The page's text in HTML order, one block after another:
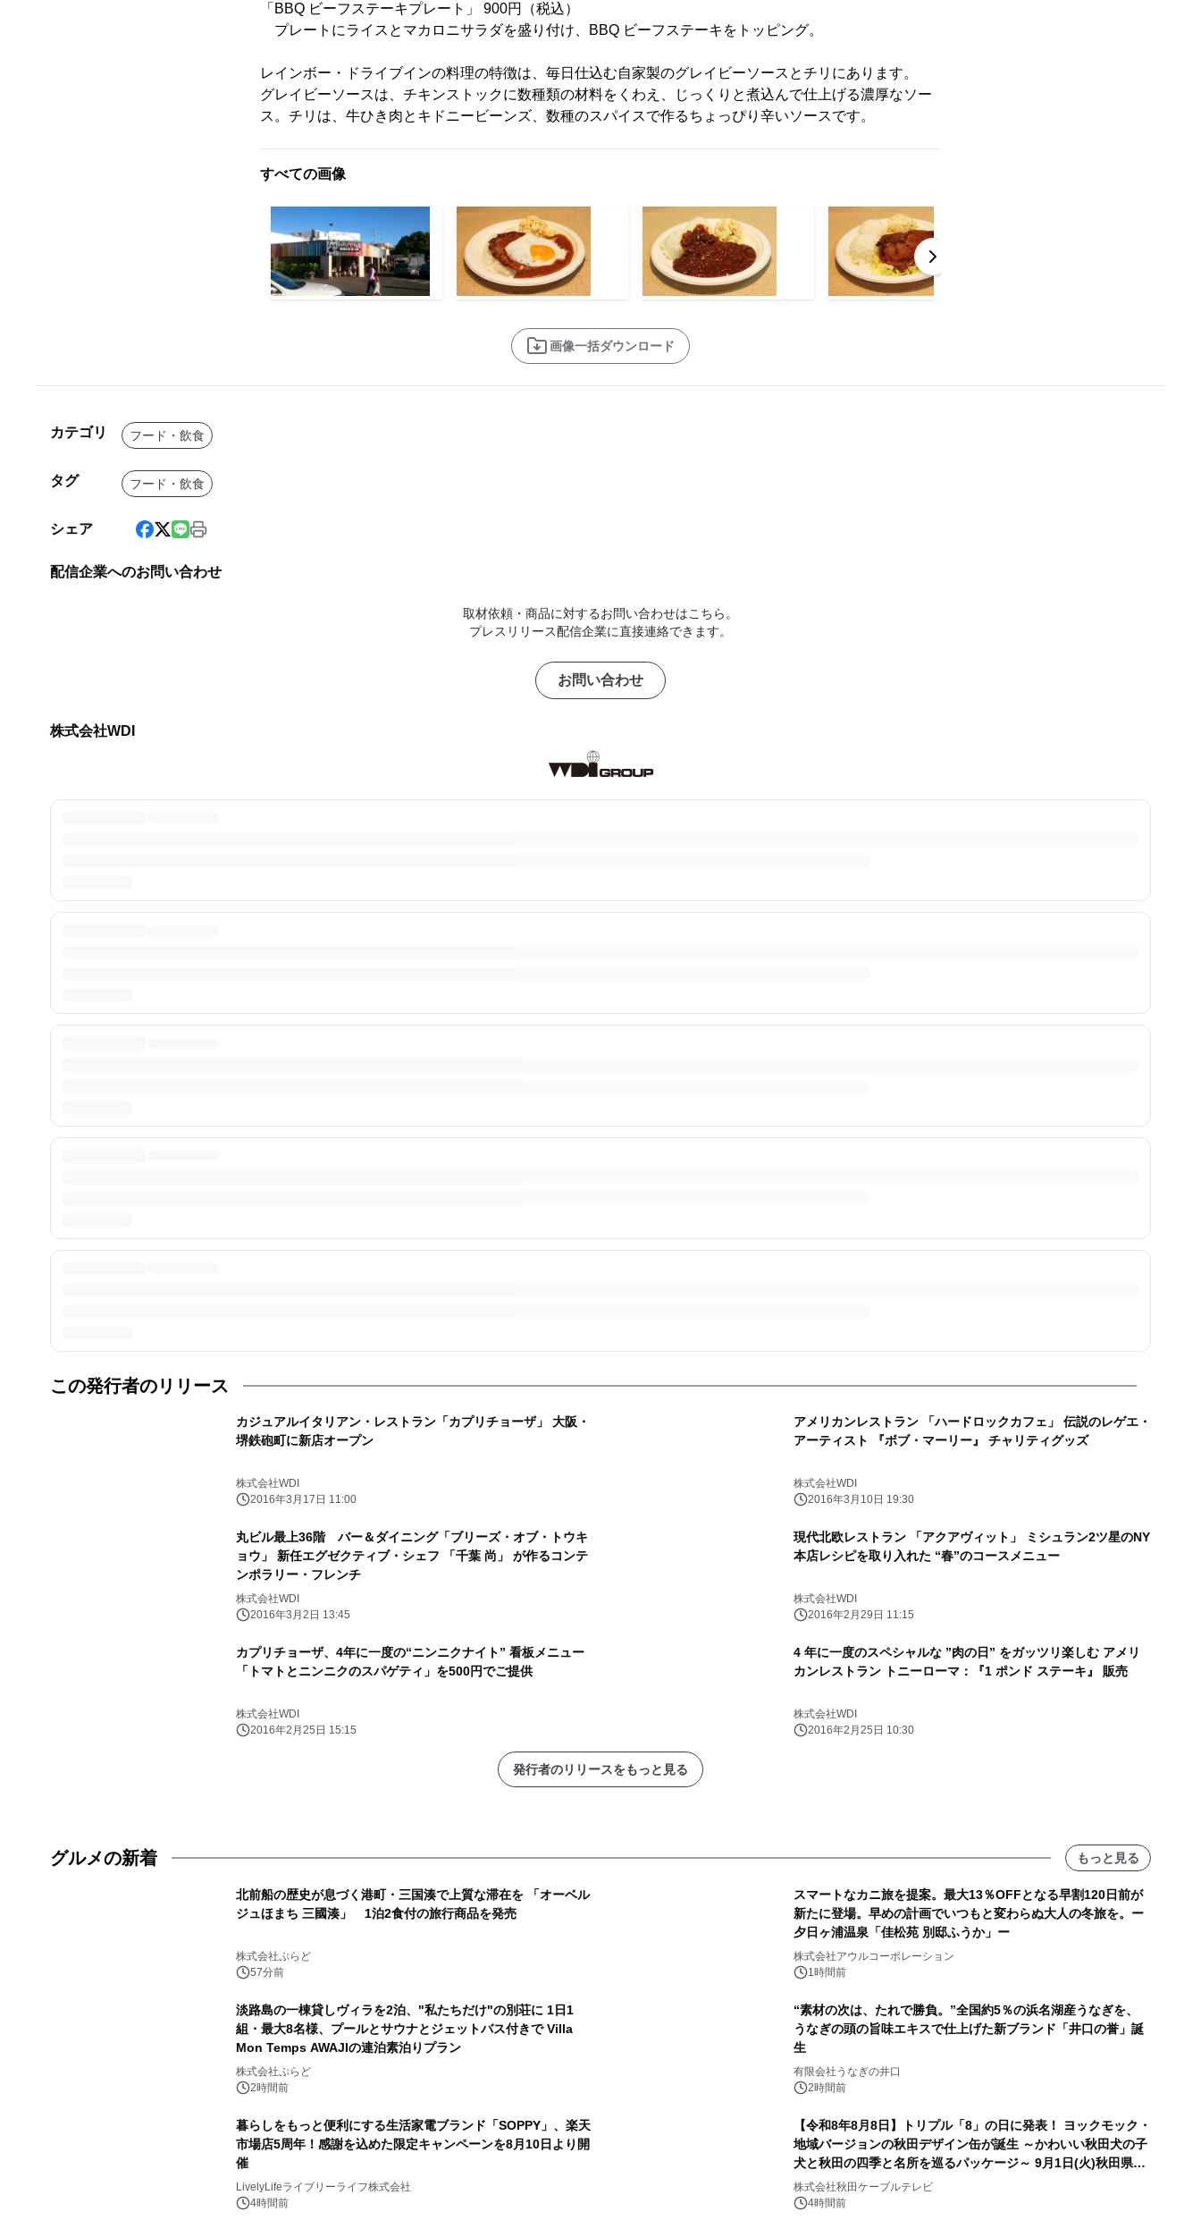
「BBQ ビーフステーキプレート」 900円（税込）
プレートにライスとマカロニサラダを盛り付け、BBQ ビーフステーキをトッピング。
レインボー・ドライブインの料理の特徴は、毎日仕込む自家製のグレイビーソースとチリにあります。
グレイビーソースは、チキンストックに数種類の材料をくわえ、じっくりと煮込んで仕上げる濃厚なソー
ス。チリは、牛ひき肉とキドニービーンズ、数種のスパイスで作るちょっぴり辛いソースです。
すべての画像
画像一括ダウンロード
カテゴリ フード・飲食
タグ フード・飲食
シェア
配信企業へのお問い合わせ
取材依頼・商品に対するお問い合わせはこちら。
プレスリリース配信企業に直接連絡できます。
お問い合わせ
株式会社WDI
この発行者のリリース
カジュアルイタリアン・レストラン「カプリチョーザ」 大阪・
堺鉄砲町に新店オープン
株式会社WDI
2016年3月17日 11:00
アメリカンレストラン 「ハードロックカフェ」 伝説のレゲエ・
アーティスト 『ボブ・マーリー』 チャリティグッズ
株式会社WDI
2016年3月10日 19:30
丸ビル最上36階 バー＆ダイニング「ブリーズ・オブ・トウキ
ョウ」 新任エグゼクティブ・シェフ 「千葉 尚」 が作るコンテ
ンポラリー・フレンチ
株式会社WDI
2016年3月2日 13:45
現代北欧レストラン 「アクアヴィット」 ミシュラン2ツ星のNY
本店レシピを取り入れた “春”のコースメニュー
株式会社WDI
2016年2月29日 11:15
カプリチョーザ、4年に一度の“ニンニクナイト” 看板メニュー
「トマトとニンニクのスパゲティ」を500円でご提供
株式会社WDI
2016年2月25日 15:15
4 年に一度のスペシャルな ”肉の日” をガッツリ楽しむ アメリ
カンレストラン トニーローマ：『1 ポンド ステーキ』 販売
株式会社WDI
2016年2月25日 10:30
発行者のリリースをもっと見る
グルメの新着 もっと見る
北前船の歴史が息づく港町・三国湊で上質な滞在を 「オーベル
ジュほまち 三國湊」 1泊2食付の旅行商品を発売
株式会社ぷらど
57分前
スマートなカニ旅を提案。最大13％OFFとなる早割120日前が
新たに登場。早めの計画でいつもと変わらぬ大人の冬旅を。ー
夕日ヶ浦温泉「佳松苑 別邸ふうか」ー
株式会社アウルコーポレーション
1時間前
淡路島の一棟貸しヴィラを2泊、"私たちだけ"の別荘に 1日1
組・最大8名様、プールとサウナとジェットバス付きで Villa
Mon Temps AWAJIの連泊素泊りプラン
株式会社ぷらど
2時間前
“素材の次は、たれで勝負。”全国約5％の浜名湖産うなぎを、
うなぎの頭の旨味エキスで仕上げた新ブランド「井口の誉」誕
生
有限会社うなぎの井口
2時間前
暮らしをもっと便利にする生活家電ブランド「SOPPY」、楽天
市場店5周年！感謝を込めた限定キャンペーンを8月10日より開
催
LivelyLifeライブリーライフ株式会社
4時間前
【令和8年8月8日】トリプル「8」の日に発表！ ヨックモック・
地域バージョンの秋田デザイン缶が誕生 ～かわいい秋田犬の子
犬と秋田の四季と名所を巡るパッケージ～ 9月1日(火)秋田県内
で販売開始
株式会社秋田ケーブルテレビ
4時間前